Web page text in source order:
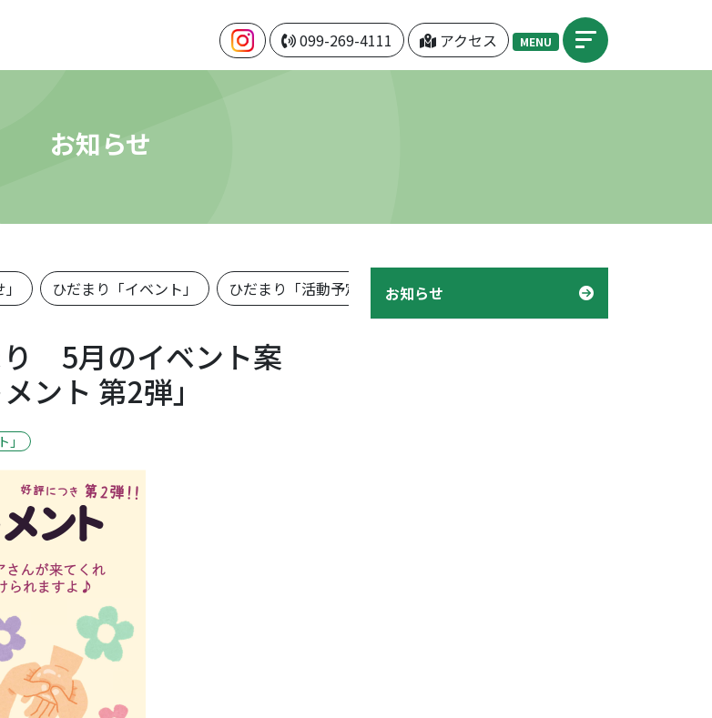
099-269-4111 アクセス MENU
お知らせ
ひだまり「イベント」 ひだまり「活動予定表」 機関紙「つぼみ」 デイケア「様子」
り 5月のイベント案
ント 第2弾」
お知らせ